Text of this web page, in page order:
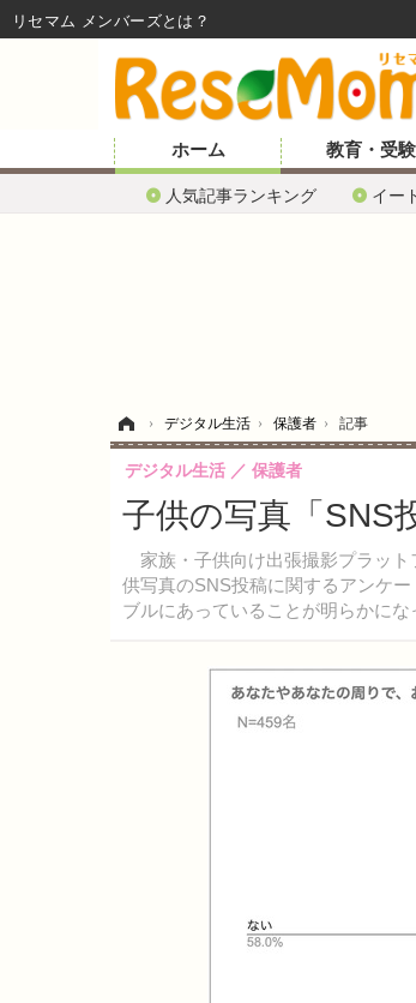
ホーム
人気記事ランキング イー
教育・受験
› デジタル生活 › 保護者 › 記事
子供の写真「SNS
家族・子供向け出張撮影プラット
供写真のSNS投稿に関するアンケ
ブルにあっていることが明らかにな
デジタル生活 保護者
リセマム メンバーズ